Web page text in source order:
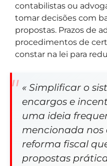
contabilistas ou
tomar decisões com
propostas. Prazos de
procedimentos de
constar na lei para
« Simplificar o
encargos e
uma ideia
mencionada nos
reforma fiscal
propostas